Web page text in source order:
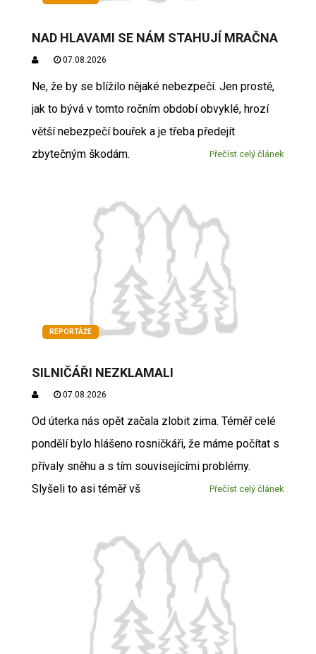
NAD HLAVAMI SE NÁM STAHUJÍ MRAČNA
07.08.2026
Ne, že by se blížilo nějaké nebezpečí. Jen prostě,
jak to bývá v tomto ročním období obvyklé, hrozí
větší nebezpečí bouřek a je třeba předejít
zbytečným škodám.
Přečíst celý článek
REPORTÁŽE
SILNIČÁŘI NEZKLAMALI
07.08.2026
Od úterka nás opět začala zlobit zima. Téměř celé
pondělí bylo hlášeno rosničkáři, že máme počítat s
přívaly sněhu a s tím souvisejícími problémy.
Slyšeli to asi téměř vš
Přečíst celý článek